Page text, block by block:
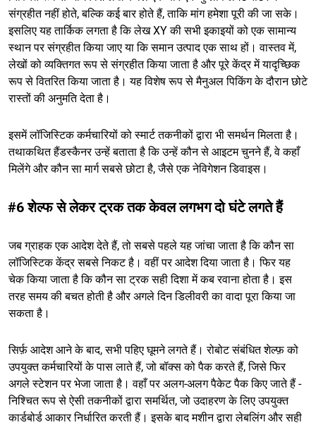
संग्रहीत नहीं होते, बल्कि कई बार होते हैं, ताकि मांग हमेशा पूरी की जा सके।
इसलिए यह तार्किक लगता है कि लेख XY की सभी इकाइयों को एक सामान्य
स्थान पर संग्रहीत किया जाए या कि समान उत्पाद एक साथ हों। वास्तव में,
लेखों को व्यक्तिगत रूप से संग्रहीत किया जाता है और पूरे केंद्र में यादृच्छिक
रूप से वितरित किया जाता है। यह विशेष रूप से मैनुअल पिकिंग के दौरान छोटे
रास्तों की अनुमति देता है।
इसमें लॉजिस्टिक कर्मचारियों को स्मार्ट तकनीकों द्वारा भी समर्थन मिलता है।
तथाकथित हैंडस्कैनर उन्हें बताता है कि उन्हें कौन से आइटम चुनने हैं, वे कहाँ
मिलेंगे और कौन सा मार्ग सबसे छोटा है, जैसे एक नेविगेशन डिवाइस।
#6 शेल्फ से लेकर ट्रक तक केवल लगभग दो घंटे लगते हैं
जब ग्राहक एक आदेश देते हैं, तो सबसे पहले यह जांचा जाता है कि कौन सा
लॉजिस्टिक केंद्र सबसे निकट है। वहीं पर आदेश दिया जाता है। फिर यह
चेक किया जाता है कि कौन सा ट्रक सही दिशा में कब रवाना होता है। इस
तरह समय की बचत होती है और अगले दिन डिलीवरी का वादा पूरा किया जा
सकता है।
सिर्फ़ आदेश आने के बाद, सभी पहिए घूमने लगते हैं। रोबोट संबंधित शेल्फ़ को
उपयुक्त कर्मचारियों के पास लाते हैं, जो बॉक्स को पैक करते हैं, जिसे फिर
अगले स्टेशन पर भेजा जाता है। वहाँ पर अलग-अलग पैकेट पैक किए जाते हैं -
निश्चित रूप से ऐसी तकनीकों द्वारा समर्थित, जो उदाहरण के लिए उपयुक्त
कार्डबोर्ड आकार निर्धारित करती हैं। इसके बाद मशीन द्वारा लेबलिंग और सही